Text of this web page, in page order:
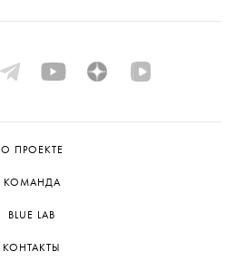
О ПРОЕКТЕ
КОМАНДА
BLUE LAB
КОНТАКТЫ